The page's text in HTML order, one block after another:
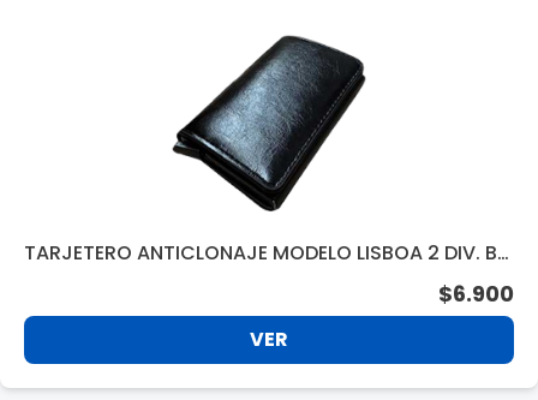
TARJETERO ANTICLONAJE MODELO LISBOA 2 DIV. BL
$6.900
VER